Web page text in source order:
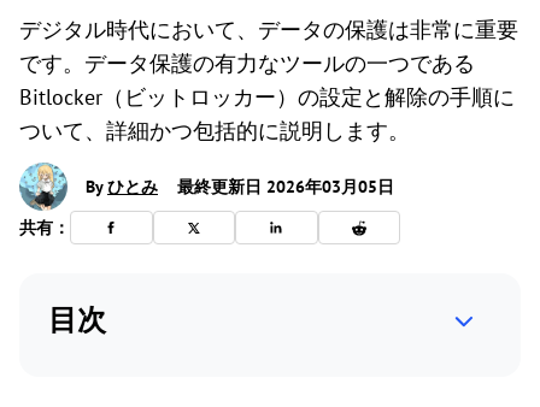
デジタル時代において、データの保護は非常に重要
です。データ保護の有力なツールの一つである
Bitlocker（ビットロッカー）の設定と解除の手順に
ついて、詳細かつ包括的に説明します。
Byひとみ
最終更新日 2026年03月05日
共有：
目次